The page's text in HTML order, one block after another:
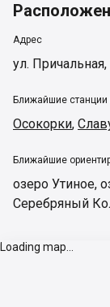
Адрес
ул. Причальная,
Ближайшие станции
Осокорки,
Ближайшие
озеро Утиное,
Серебряный
Loading map...